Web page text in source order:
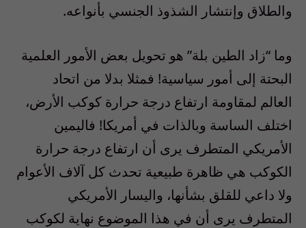
والطلاق وإنتشار الشذوذ الجنسي بأنواعه.
وما “زاد الطين بلة” هو تحويل بعض الأمور العلمية
البحتة إلى أمور سياسية! فمثلا بدلا من اتحاد
العالم لمقاومة ارتفاع درجة حرارة كوكب الأرض،
اختلف الساسة وبالذات في أمريكا! فاليمين
الأمريكي المتطرف يرى أن ارتفاع درجة حرارة
الكوكب هي ظاهرة طبيعية تحدث كل آلاف الأعوام
ولا داعي للقلق بشأنها، واليسار الأمريكي
المتطرف يرى أن في هذا الموضوع نهاية لكوكب